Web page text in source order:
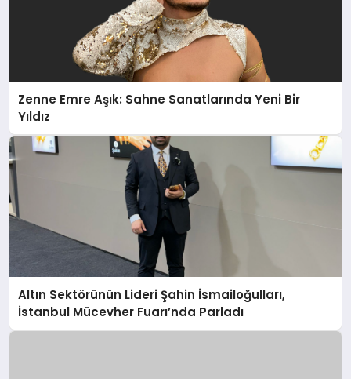
Zenne Emre Aşık: Sahne Sanatlarında Yeni Bir
Yıldız
Altın Sektörünün Lideri Şahin İsmailoğulları,
İstanbul Mücevher Fuarı’nda Parladı ￼